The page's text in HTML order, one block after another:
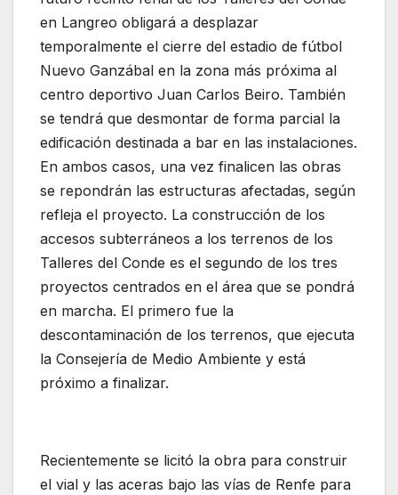
en Langreo obligará a desplazar
temporalmente el cierre del estadio de fútbol
Nuevo Ganzábal en la zona más próxima al
centro deportivo Juan Carlos Beiro. También
se tendrá que desmontar de forma parcial la
edificación destinada a bar en las instalaciones.
En ambos casos, una vez finalicen las obras
se repondrán las estructuras afectadas, según
refleja el proyecto. La construcción de los
accesos subterráneos a los terrenos de los
Talleres del Conde es el segundo de los tres
proyectos centrados en el área que se pondrá
en marcha. El primero fue la
descontaminación de los terrenos, que ejecuta
la Consejería de Medio Ambiente y está
próximo a finalizar.
Recientemente se licitó la obra para construir
el vial y las aceras bajo las vías de Renfe para